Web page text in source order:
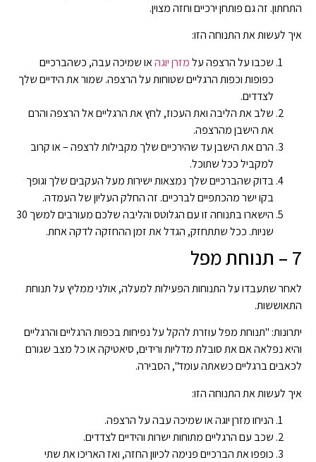
התחתון. זה גם פותחן ירכיים וחזה מצוין.
איך לעשות את התנוחה הזו:
שכבו על הרצפה עלמזרן יוגהאו שמיכה עבה, כשהברכיים
כפופות וכפות הרגליים שטוחות על הרצפה. שמור את הידיים שלך
לצדדים.
שלב את הליבה ואת העכוז, לחץ את הרגליים אל הרצפה והרם
את הישבן מהרצפה.
הרם את הישבן עד שהירכיים שלך מקבילות לרצפה – או קרוב
למקביל ככל שתוכל.
בדוק שהברכיים שלך נמצאות ישירות מעל העקבים שלך וגופך
בקו ישר מהכתפיים לברכיים. זה החלק העליון של העמדה.
הישארו בתנוחה זו עם הגלוטס והליבה שלכם מעורבים למשך 30
שניות. ככל שתתחזק, הגדל את זמן ההחזקה לדקה אחת.
7 – תנוחת מפל
לאחר שתעבדו על התנוחות הפעילות למעלה, אולני ממליץ על תנוחת
התאוששות.
יתרונות: "תנוחת מפל עוזרת להקל על נפיחות בכפות הרגליים והרגליים
והיא נפלאה אם ​​את סובלת מדליות ורידים, סיאטיקה או כל מצב שגורם
לכאבים ברגליים כשאתה עומד", הסבירה.
איך לעשות את התנוחה הזו:
הניחו מזרן יוגה או שמיכה עבה על הרצפה.
שכב עם הרגליים מתוחות ישרות והידיים לצדדים.
כופפו את הברכיים פנימה לכיוון החזה, ואז האריכו את שתי